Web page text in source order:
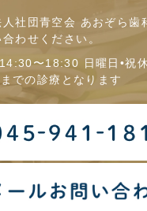
社団青空会 あおぞら歯
わせください。
〜18:30 日曜日•祝
での診療となります